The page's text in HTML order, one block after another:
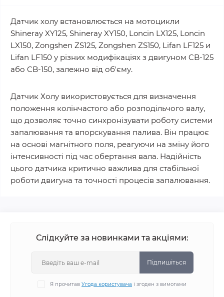
Датчик холу встановлюється на мотоцикли
Shineray XY125, Shineray XY150, Loncin LX125, Loncin
LX150, Zongshen ZS125, Zongshen ZS150, Lifan LF125 и
Lifan LF150 у різних модифікаціях з двигуном CB-125
або CB-150, залежно від об'єму.
Датчик Холу використовується для визначення
положення колінчастого або розподільчого валу,
що дозволяє точно синхронізувати роботу системи
запалювання та впорскування палива. Він працює
на основі магнітного поля, реагуючи на зміну його
інтенсивності під час обертання вала. Надійність
цього датчика критично важлива для стабільної
роботи двигуна та точності процесів запалювання.
Слідкуйте за новинками та акціями:
Підпишіться
Я прочитав Угода користувача і згоден з вимогами